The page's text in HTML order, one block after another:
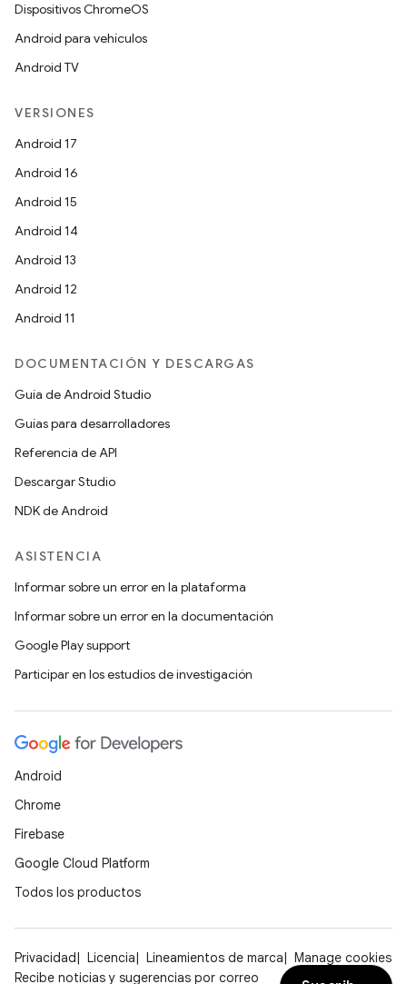
Dispositivos ChromeOS
Android para vehículos
Android TV
VERSIONES
Android 17
Android 16
Android 15
Android 14
Android 13
Android 12
Android 11
DOCUMENTACIÓN Y DESCARGAS
Guía de Android Studio
Guías para desarrolladores
Referencia de API
Descargar Studio
NDK de Android
ASISTENCIA
Informar sobre un error en la plataforma
Informar sobre un error en la documentación
Google Play support
Participar en los estudios de investigación
Android
Chrome
Firebase
Google Cloud Platform
Todos los productos
Privacidad Licencia Lineamientos de marca
Manage cookies
Recibe noticias y sugerencias por correo